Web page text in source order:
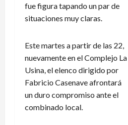
fue figura tapando un par de
situaciones muy claras.
Este martes a partir de las 22,
nuevamente en el Complejo La
Usina, el elenco dirigido por
Fabricio Casenave afrontará
un duro compromiso ante el
combinado local.